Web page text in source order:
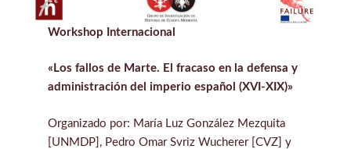
Workshop Internacional
«Los fallos de Marte. El fracaso en la defensa y
administración del imperio español (XVI-XIX)»
Organizado por: María Luz González Mezquita
[UNMDP], Pedro Omar Svriz Wucherer [CVZ] y